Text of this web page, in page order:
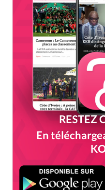
RESTEZ
En